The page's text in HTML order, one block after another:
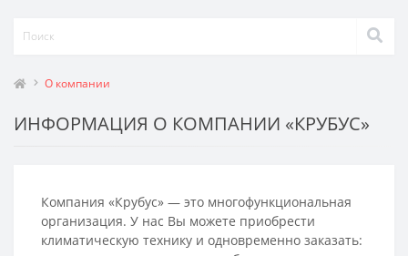
О компании
ИНФОРМАЦИЯ О КОМПАНИИ «КРУБУС»
Компания «Крубус» — это многофункциональная
организация. У нас Вы можете приобрести
климатическую технику и одновременно заказать: